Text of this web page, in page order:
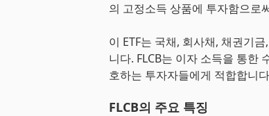
의 고정소득 상품에 투자함으로
이 ETF는 국채, 회사채, 채권기
니다. FLCB는 이자 소득을 통한
호하는 투자자들에게 적합합니
FLCB의 주요 특징